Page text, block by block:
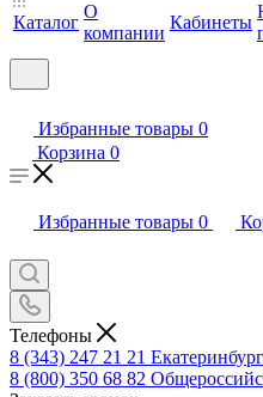
Каталог
О
компании
Кабинеты
Избранные товары 0
Корзина 0
Избранные товары 0
Телефоны
8 (343) 247 21 21
8 (800) 350 68 82